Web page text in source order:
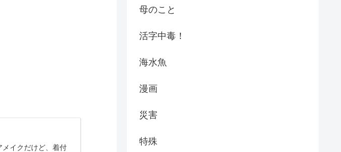
イクだけど、着付
母のこと
活字中毒！
海水魚
漫画
災害
特殊